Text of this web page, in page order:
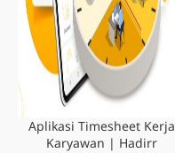
Aplikasi Timesheet Kerja
Karyawan | Hadirr